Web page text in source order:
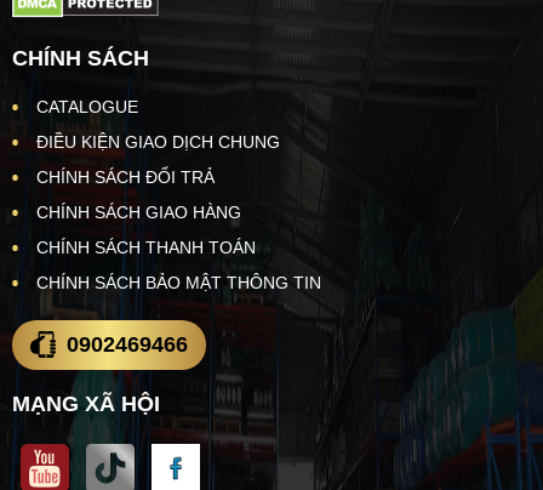
CHÍNH SÁCH
CATALOGUE
ĐIỀU KIỆN GIAO DỊCH CHUNG
CHÍNH SÁCH ĐỔI TRẢ
CHÍNH SÁCH GIAO HÀNG
CHÍNH SÁCH THANH TOÁN
CHÍNH SÁCH BẢO MẬT THÔNG TIN
0902469466
MẠNG XÃ HỘI